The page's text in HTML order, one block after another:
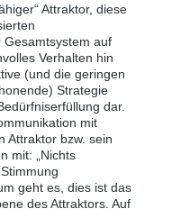
Attraktor, diese
auf
Verhalten hin
(und die geringen
Strategie
dar.
mit
Attraktor bzw. sein
mit: „Nichts
geht es, dies ist das
des Attraktors. Auf